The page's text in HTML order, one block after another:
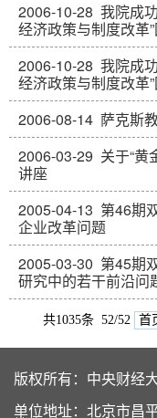
2006-10-28 我院成
经济政策与制度改革
2006-10-28 我院成
经济政策与制度改革
2006-08-14 萨克斯
2006-03-29 关于“黄
讲座
2005-04-13 第46期
企业改革问题
2005-03-30 第45期
研究中的若干前沿问
共1035条 52/52 首
版权所有：中央财经
单位地址：北京市昌